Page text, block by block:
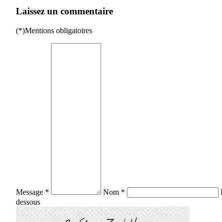
Laissez un commentaire
(*)Mentions obligatoires
Message * Nom *
dessous